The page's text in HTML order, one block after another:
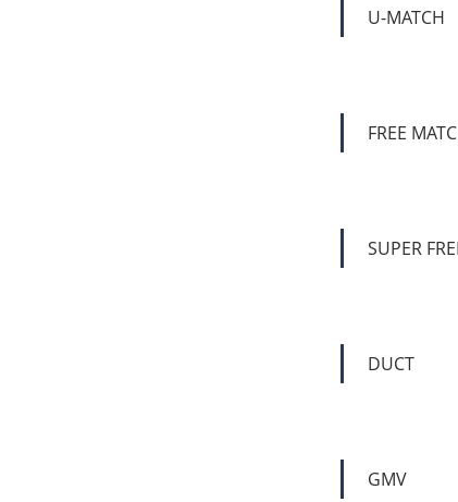
U-MATCH
FREE
SUPER
DUCT
GMV